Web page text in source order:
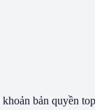
bản quyền top